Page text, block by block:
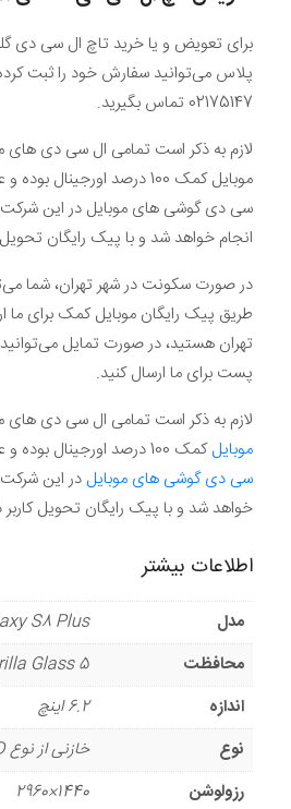
پلاس می‌توانید سفارش خود را ثبت
02175147 تماس بگیرید.
لازم به ذکر است تمامی ال سی دی های
موبایل کمک 100 درصد
سی دی گوشی های موبایل در این
انجام خواهد شد و با پیک رایگان
در صورت سکونت در شهر تهران، شما
طریق پیک رایگان موبایل کمک برای ما
تهران هستید، در صورت تمایل
پست برای ما ارسال کنید.
لازم به ذکر است تمامی ال سی دی های
موبایلکمک 100 درصد اورجینال بوده و عملیات تعویض
سی دی گوشی های موبایل
خواهد شد و با پیک رایگان تحویل
اطلاعات بیشتر
مدل
S8 Plus
محافظت
Glass 5
اندازه
6.2 اینچ
نوع
خازنی از نوع Super AMOLED
رزولوشن
1440×2960